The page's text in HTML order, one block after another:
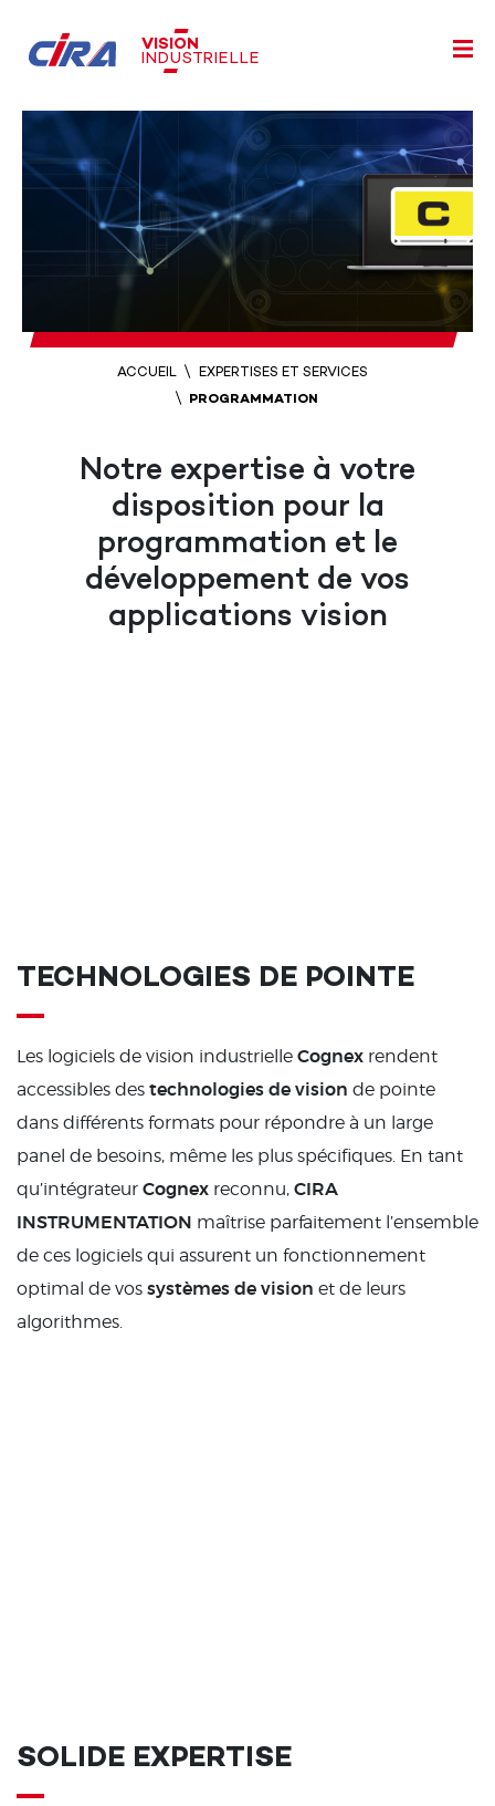
VISION
INDUSTRIELLE
ACCUEIL
EXPERTISES ET SERVICES
PROGRAMMATION
Notre expertise à votre
disposition pour la
programmation et le
développement de vos
applications vision
TECHNOLOGIES DE POINTE
Les logiciels de vision industrielle Cognex rendent
accessibles des technologies de vision de pointe
dans différents formats pour répondre à un large
panel de besoins, même les plus spécifiques. En tant
qu’intégrateur Cognex reconnu, CIRA
INSTRUMENTATION maîtrise parfaitement l’ensemble
de ces logiciels qui assurent un fonctionnement
optimal de vos systèmes de vision et de leurs
algorithmes.
SOLIDE EXPERTISE